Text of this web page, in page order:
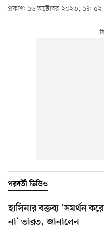
প্রকাশ: ১৬ অক্টোবর ২০২৩, ১৪: ৫২
পরবর্তী ভিডিও
হাসিনার বক্তব্য ‘সমর্থন করে
না’ ভারত, জানালেন